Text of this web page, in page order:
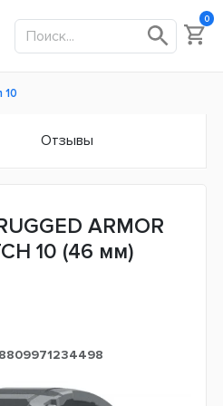
0
10
Отзывы
ARMOR
10 (46 мм)